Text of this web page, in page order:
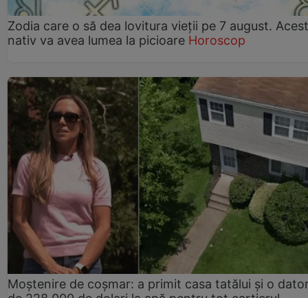
Zodia care o să dea lovitura vieții pe 7 august. Acest
nativ va avea lumea la picioare Horoscop
Moștenire de coșmar: a primit casa tatălui și o